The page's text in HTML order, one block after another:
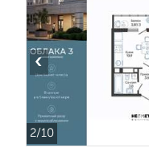
2/10
‹